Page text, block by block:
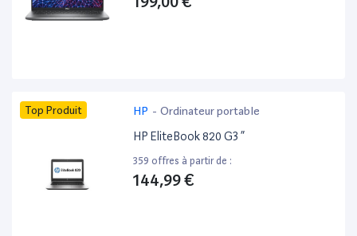
Top Produit HP - Ordinateur portable
HP EliteBook 820 G3 ”
359 offres à partir de :
144,99 €